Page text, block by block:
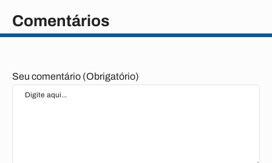
Comentários
Seu comentário (Obrigatório)